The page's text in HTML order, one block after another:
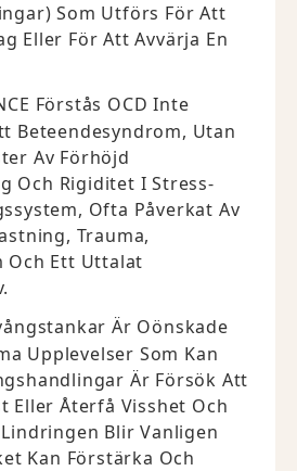
Som Utförs För Att
Eller För Att Avvärja En
Förstås OCD Inte
Beteendesyndrom, Utan
Av Förhöjd
Och Rigiditet I Stress-
Ofta Påverkat Av
Trauma,
Och Ett Uttalat
Är Oönskade
Upplevelser Som Kan
Är Försök Att
Eller Återfå Visshet Och
Blir Vanligen
Kan Förstärka Och